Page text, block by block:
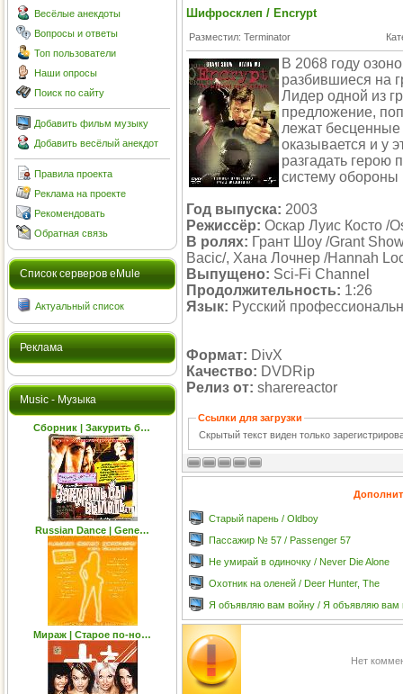
Весёлые анекдоты
Вопросы и ответы
Топ пользователи
Наши опросы
Поиск по сайту
Добавить фильм музыку
Добавить весёлый анекдот
Правила проекта
Реклама на проекте
Рекомендовать
Обратная связь
Cписок серверов eMule
Актуальный список
Реклама
Music - Музыка
Сборник | Закурить б…
Russian Dance | Gene…
Мираж | Старое по-но…
Шифросклеп / Encrypt
Разместил: Terminator
В 2068 году
разбившиеся на
Лидер одной из
предложение,
лежат бесценные
оказывается и у
разгадать герою
систему обороны
Год выпуска: 2003
Режиссёр: Оскар Луис Косто /
В ролях: Грант Шоу /Grant
Bacic/, Хана Лочнер /Hannah
Выпущено: Sci-Fi Channel
Продолжительность: 1:26
Язык: Русский
Формат: DivX
Качество: DVDRip
Релиз от: sharereactor
Ссылки для загрузки
Скрытый текст виден только
Старый парень / Oldboy
Пассажир № 57 / Passenger 57
Не умирай в одиночку / Never Die Alone
Охотник на оленей / Deer Hunter, The
Я объявляю вам войну / Я объявляю вам
Нет